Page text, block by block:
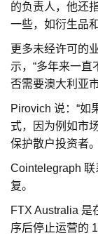
的负责人，他还
一些，如衍生品
更多未经许可的
示，“多年来一直
否需要澳大利亚
Pirovich 说：“如
式，因为例如市
保护散户投资者
Cointelegraph 联
复。
FTX Australia 是
序后停止运营的